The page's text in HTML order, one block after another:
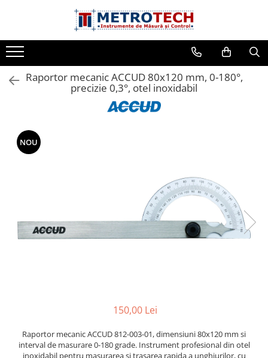
Toate Produsele
Sublere
Sublere digitale
Sublere mecanice de adancime
Sublere cu cadran
Sublere mecanice de inaltime
Micrometre digitale
Raportor mecanic ACCUD 80x120 mm, 0-180°,
precizie 0,3°, otel inoxidabil
NOU
150,00 Lei
Raportor mecanic ACCUD 812-003-01, dimensiuni 80x120 mm si
interval de masurare 0-180 grade. Instrument profesional din otel
inoxidabil pentru masurarea si trasarea rapida a unghiurilor, cu